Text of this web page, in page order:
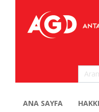
ANA SAYFA